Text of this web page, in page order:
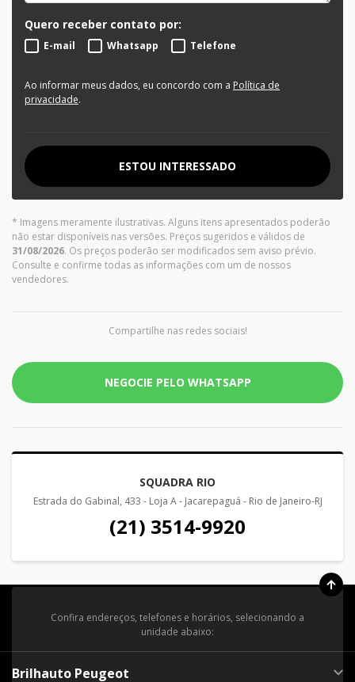
Quero receber contato por:
E-mail Whatsapp Telefone
Ao informar meus dados, eu concordo com a Política de
privacidade.
ESTOU INTERESSADO
* Imagens meramente ilustrativas. Alguns itens apresentados poderão
não estar disponíveis nas versões. Preços sugeridos e válidos de
31/08/2026. Os preços poderão ser modificados sem aviso prévio.
Consulte e confirme todas as informações com um de nossos
vendedores.
Compartilhe nas redes sociais!
NEGOCIE PELO WHATSAPP
SQUADRA RIO
Estrada do Gabinal, 433 - Loja A - Jacarepaguá - Rio de Janeiro-RJ
(21) 3514-9920
Confira endereços, telefones e horários, selecionando a
unidade abaixo:
Brilhauto Peugeot